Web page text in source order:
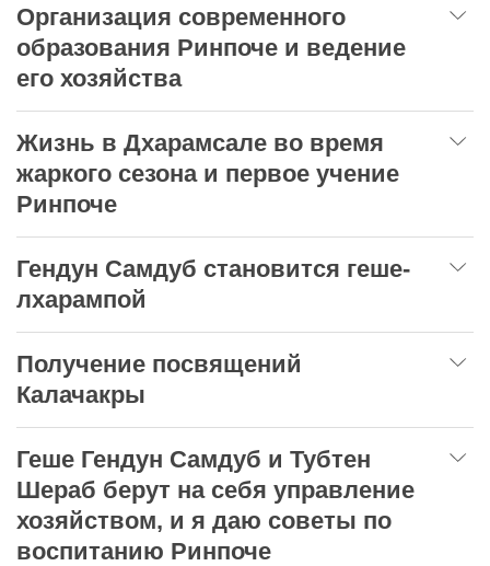
Организация современного
образования Ринпоче и ведение
его хозяйства
Жизнь в Дхарамсале во время
жаркого сезона и первое учение
Ринпоче
Гендун Самдуб становится геше-
лхарампой
Получение посвящений
Калачакры
Геше Гендун Самдуб и Тубтен
Шераб берут на себя управление
хозяйством, и я даю советы по
воспитанию Ринпоче